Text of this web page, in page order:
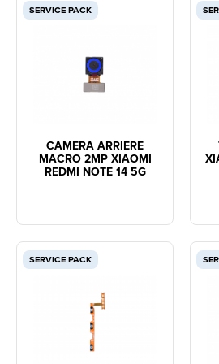
SERVICE PACK
CAMERA ARRIERE
MACRO 2MP XIAOMI
REDMI NOTE 14 5G
SERVICE PACK